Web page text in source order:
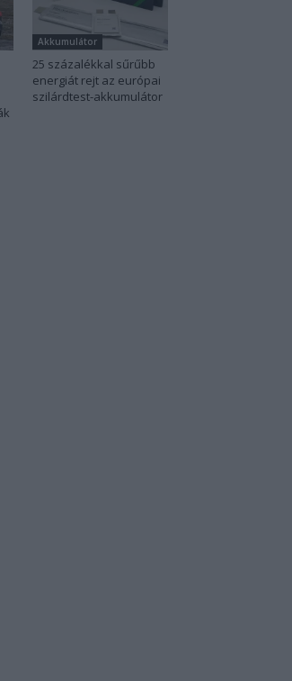
Akkumulátor
25 százalékkal sűrűbb
energiát rejt az európai
szilárdtest-akkumulátor